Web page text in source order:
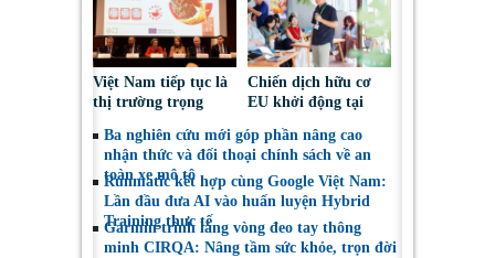
năm 2026
Việt Nam tiếp tục là
thị trường trọng
sản, thực phẩm Ba
Lan
Chiến dịch hữu cơ
EU khởi động tại
người tiêu dùng lựa
chọn sáng suốt
Ba nghiên cứu mới góp phần nâng cao
nhận thức và đối thoại chính sách về an
toàn xe mô tô
Runmatic kết hợp cùng Google Việt Nam:
Lần đầu đưa AI vào huấn luyện Hybrid
Training thực tế
Garmin trình làng vòng đeo tay thông
minh CIRQA: Nâng tầm sức khỏe, trọn đời